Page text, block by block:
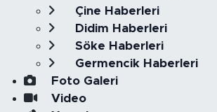
Çine Haberleri
Didim Haberleri
Söke Haberleri
Germencik Haberleri
Foto Galeri
Video